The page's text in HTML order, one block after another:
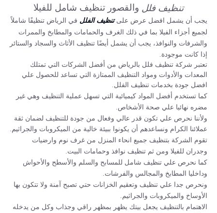
تنظيف فلل والقصور تنظيف شامل للفيلا
يجب أن يشمل افضل عرض علىتنظيف الفلل في الرياض تنظيفًا شاملاً
لجميع أجزاء الفيلا بما في ذلك الغرف والحمامات والمطابخ والممرات
والشرفات والنوافذ، يجب أن يشمل أيضًا تنظيف الأثاث والسجاد والستائر
إذا كانت موجودة.
تعتبر شركة تنظيف فلل بالرياض من أفضل الشركات التي تمتلك
المعدات والأدوات ومواد التنظيف الممتازة التي تساعد للحصول علي
افضل جودة بخدمات تنظيف الفلل.
كما تستخدم أفضل المواد كيميائية التي تسهل عملية التنظيف وهي غير
مضره نهائيا علي صحة الأشخاص.
ولأننا نحرص علي تكون قدر عالي وفعال من جودة للتنظيف لضمان ثقة
عملائنا الكرام ونساعدهم أن يكونوا ببيئة خالية من الميكروبات والجراثيم.
تقوم الشركة بتنظيف جميع انحاء المنزل من غرف نوم وارضيات
وجدران للفيلا ومن ثم تنظيف نوافذ وحمامات البيت.
كما نحرص علي تنظيف شامل للمسابح والسلم والأسطح والأحواش
وداخليا المطابخ والمجالس والفرشات.
ونحرص جدا علي تنظيف وتعقيم الخزانات حتي تصبح آمنة ولا تتكون بها
الأوساخ والميكروبات والجراثيم.
الاهتمام بالتنظيف يجعل بيتك يظهر بمظهر راقي وجذاب وكل من يدخله